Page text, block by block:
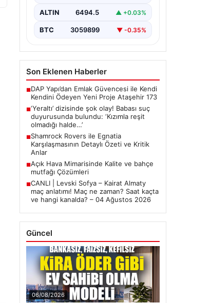
ALTIN 6494.5 ▲ +0.03%
BTC 3059899 ▼ -0.35%
Son Eklenen Haberler
■DAP Yapı’dan Emlak Güvencesi ile Kendi
Kendini Ödeyen Yeni Proje Ataşehir 173
■‘Yeraltı’ dizisinde şok olay! Babası suç
duyurusunda bulundu: ‘Kızımla reşit
olmadığı halde…’
■Shamrock Rovers ile Egnatia
Karşılaşmasının Detaylı Özeti ve Kritik
Anlar
■Açık Hava Mimarisinde Kalite ve bahçe
mutfağı Çözümleri
■CANLI | Levski Sofya – Kairat Almaty
maç anlatımı! Maç ne zaman? Saat kaçta
ve hangi kanalda? – 04 Ağustos 2026
Güncel
06/08/2026